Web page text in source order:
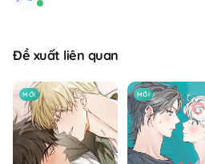
Đề xuất liên quan
MỚI MỚI